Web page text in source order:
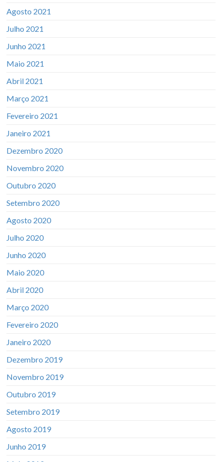
Agosto 2021
Julho 2021
Junho 2021
Maio 2021
Abril 2021
Março 2021
Fevereiro 2021
Janeiro 2021
Dezembro 2020
Novembro 2020
Outubro 2020
Setembro 2020
Agosto 2020
Julho 2020
Junho 2020
Maio 2020
Abril 2020
Março 2020
Fevereiro 2020
Janeiro 2020
Dezembro 2019
Novembro 2019
Outubro 2019
Setembro 2019
Agosto 2019
Junho 2019